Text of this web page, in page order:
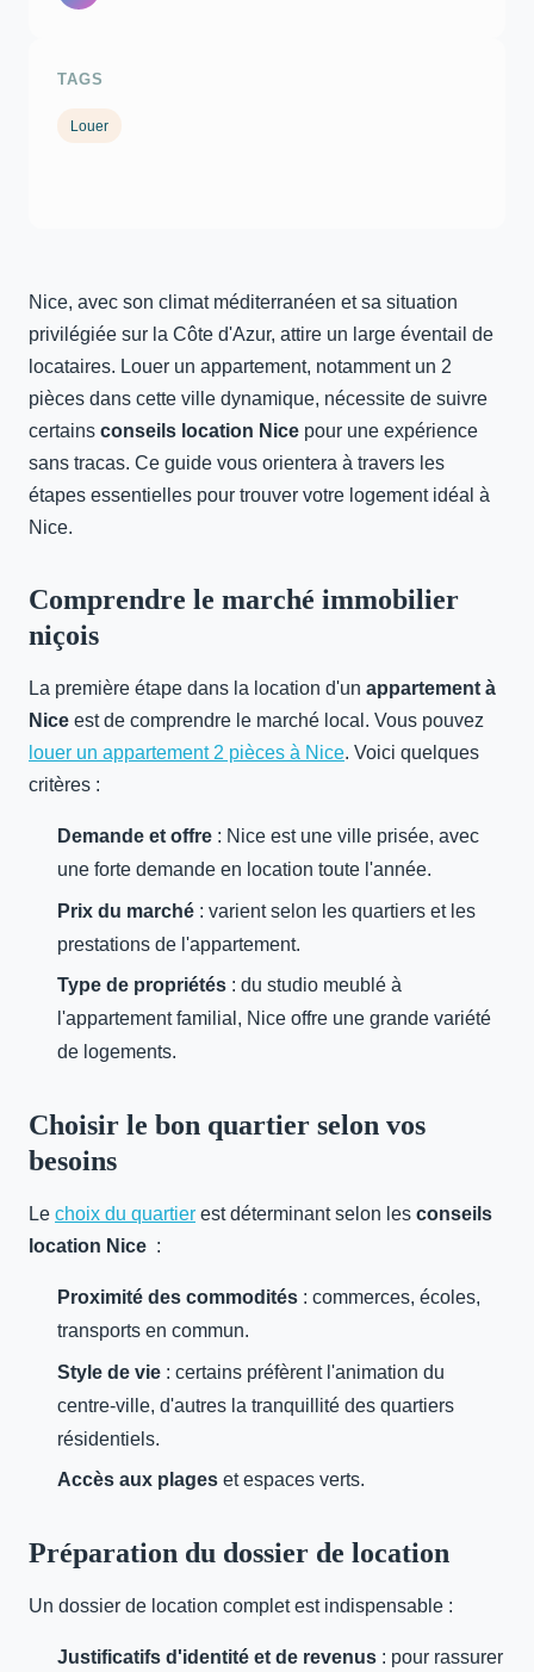
Nice, avec son climat méditerranéen et sa situation
privilégiée sur la Côte d'Azur, attire un large éventail de
locataires. Louer un appartement, notamment un 2
pièces dans cette ville dynamique, nécessite de suivre
certains conseils location Nice pour une expérience
sans tracas. Ce guide vous orientera à travers les
étapes essentielles pour trouver votre logement idéal à
Nice.
Comprendre le marché immobilier
niçois
La première étape dans la location d'un appartement à
Nice est de comprendre le marché local. Vous pouvez
louer un appartement 2 pièces à Nice. Voici quelques
critères :
Demande et offre : Nice est une ville prisée, avec
une forte demande en location toute l'année.
Prix du marché : varient selon les quartiers et les
prestations de l'appartement.
Type de propriétés : du studio meublé à
l'appartement familial, Nice offre une grande variété
de logements.
Choisir le bon quartier selon vos
besoins
Le choix du quartier est déterminant selon les conseils
location Nice :
Proximité des commodités : commerces, écoles,
transports en commun.
Style de vie : certains préfèrent l'animation du
centre-ville, d'autres la tranquillité des quartiers
résidentiels.
Accès aux plages et espaces verts.
Préparation du dossier de location
Un dossier de location complet est indispensable :
Justificatifs d'identité et de revenus : pour rassurer
TAGS
Louer